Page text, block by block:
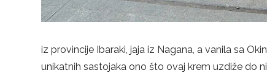
iz provincije Ibaraki, jaja iz Nagana, a vanila sa
unikatnih sastojaka ono što ovaj krem uzdiže do